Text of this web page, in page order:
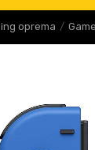
oprema